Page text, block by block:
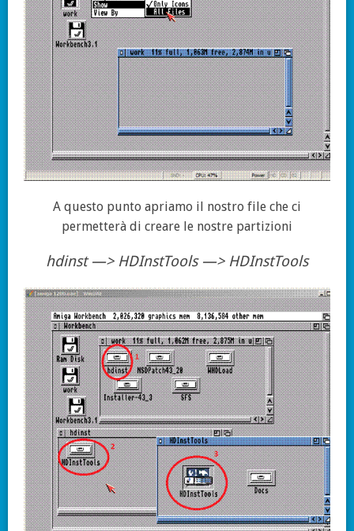
A questo punto apriamo il nostro file che ci
permetterà di creare le nostre partizioni
hdinst —> HDInstTools —> HDInstTools